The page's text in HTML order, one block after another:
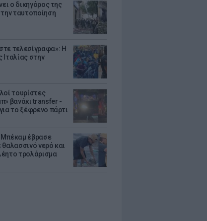
ο δικηγόρος της
ταυτοποίηση
τελεσίγραφα»: Η
Ιταλίας στην
τουρίστες
βανάκι transfer -
το ξέφρενο πάρτι
έβρασε
θαλασσινό νερό και
τρολάρισμα